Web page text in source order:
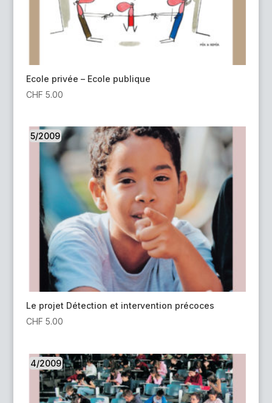
Ecole privée – Ecole publique
CHF 5.00
5/2009
Le projet Détection et intervention précoces
CHF 5.00
4/2009